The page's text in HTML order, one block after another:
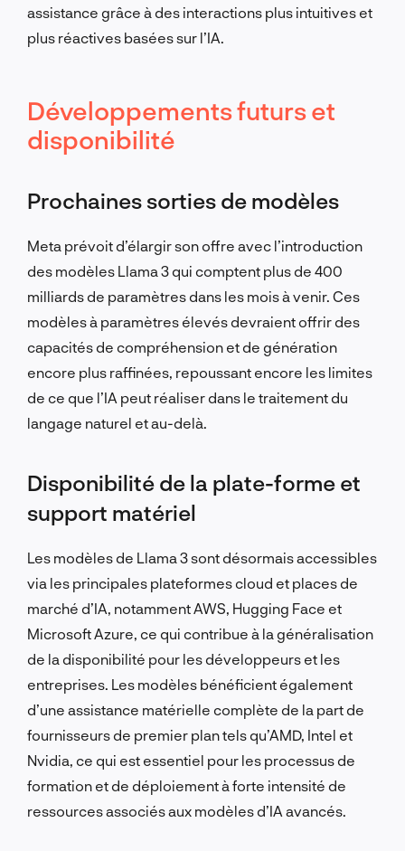
assistance grâce à des interactions plus intuitives et
plus réactives basées sur l’IA.
Développements futurs et
disponibilité
Prochaines sorties de modèles
Meta prévoit d’élargir son offre avec l’introduction
des modèles Llama 3 qui comptent plus de 400
milliards de paramètres dans les mois à venir. Ces
modèles à paramètres élevés devraient offrir des
capacités de compréhension et de génération
encore plus raffinées, repoussant encore les limites
de ce que l’IA peut réaliser dans le traitement du
langage naturel et au-delà.
Disponibilité de la plate-forme et
support matériel
Les modèles de Llama 3 sont désormais accessibles
via les principales plateformes cloud et places de
marché d’IA, notamment AWS, Hugging Face et
Microsoft Azure, ce qui contribue à la généralisation
de la disponibilité pour les développeurs et les
entreprises. Les modèles bénéficient également
d’une assistance matérielle complète de la part de
fournisseurs de premier plan tels qu’AMD, Intel et
Nvidia, ce qui est essentiel pour les processus de
formation et de déploiement à forte intensité de
ressources associés aux modèles d’IA avancés.